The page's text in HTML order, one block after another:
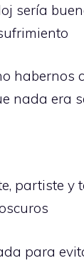
sería
habernos
nada era
partiste y
para